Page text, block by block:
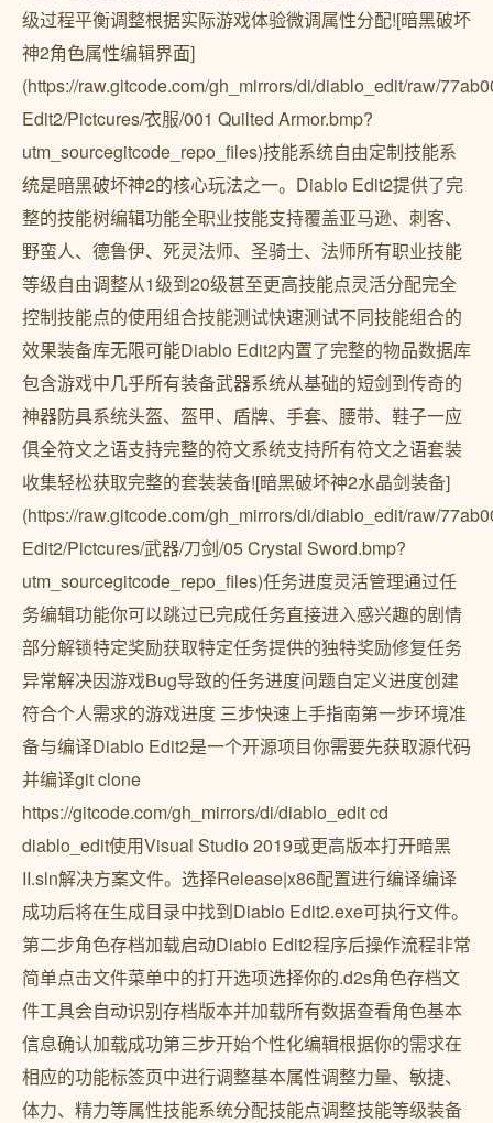
级过程平衡调整根据实际游戏体验微调属性分配![暗黑破坏
神2角色属性编辑界面]
(https://raw.gitcode.com/gh_mirrors/di/diablo_edit/raw/
Edit2/Pictcures/衣服/001 Quilted Armor.bmp?
utm_sourcegitcode_repo_files)技能系统自由定制技能系
统是暗黑破坏神2的核心玩法之一。Diablo Edit2提供了完
整的技能树编辑功能全职业技能支持覆盖亚马逊、刺客、
野蛮人、德鲁伊、死灵法师、圣骑士、法师所有职业技能
等级自由调整从1级到20级甚至更高技能点灵活分配完全
控制技能点的使用组合技能测试快速测试不同技能组合的
效果装备库无限可能Diablo Edit2内置了完整的物品数据库
包含游戏中几乎所有装备武器系统从基础的短剑到传奇的
神器防具系统头盔、盔甲、盾牌、手套、腰带、鞋子一应
俱全符文之语支持完整的符文系统支持所有符文之语套装
收集轻松获取完整的套装装备![暗黑破坏神2水晶剑装备]
(https://raw.gitcode.com/gh_mirrors/di/diablo_edit/raw/
Edit2/Pictcures/武器/刀剑/05 Crystal Sword.bmp?
utm_sourcegitcode_repo_files)任务进度灵活管理通过任
务编辑功能你可以跳过已完成任务直接进入感兴趣的剧情
部分解锁特定奖励获取特定任务提供的独特奖励修复任务
异常解决因游戏Bug导致的任务进度问题自定义进度创建
符合个人需求的游戏进度 三步快速上手指南第一步环境准
备与编译Diablo Edit2是一个开源项目你需要先获取源代码
并编译git clone
https://gitcode.com/gh_mirrors/di/diablo_edit cd
diablo_edit使用Visual Studio 2019或更高版本打开暗黑
II.sln解决方案文件。选择Release|x86配置进行编译编译
成功后将在生成目录中找到Diablo Edit2.exe可执行文件。
第二步角色存档加载启动Diablo Edit2程序后操作流程非常
简单点击文件菜单中的打开选项选择你的.d2s角色存档文
件工具会自动识别存档版本并加载所有数据查看角色基本
信息确认加载成功第三步开始个性化编辑根据你的需求在
相应的功能标签页中进行调整基本属性调整力量、敏捷、
体力、精力等属性技能系统分配技能点调整技能等级装备